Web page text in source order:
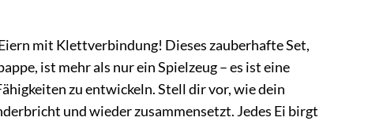
mit Klettverbindung! Dieses zauberhafte Set,
ist mehr als nur ein Spielzeug – es ist eine
zu entwickeln. Stell dir vor, wie dein
und wieder zusammensetzt. Jedes Ei birgt